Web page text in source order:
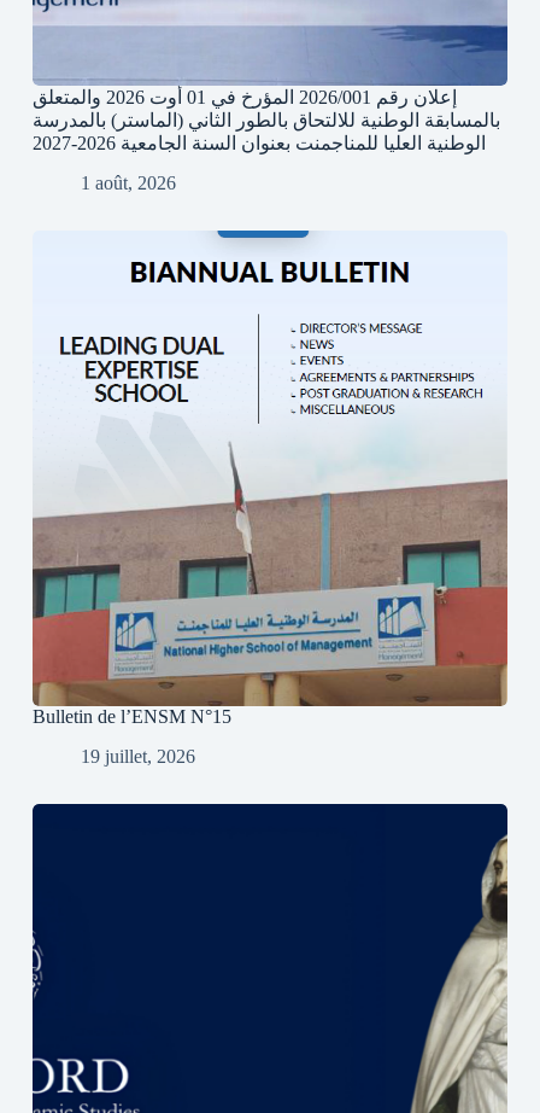
إعلان رقم 2026/001 المؤرخ في 01 أوت 2026 والمتعلق
بالمسابقة الوطنية للالتحاق بالطور الثاني (الماستر) بالمدرسة
الوطنية العليا للمناجمنت بعنوان السنة الجامعية 2026-2027
1 août, 2026
Bulletin de l’ENSM N°15
19 juillet, 2026